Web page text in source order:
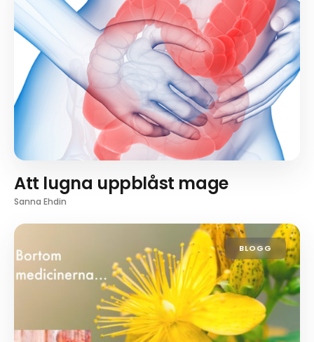
Att lugna uppblåst mage
Sanna Ehdin
BLOGG